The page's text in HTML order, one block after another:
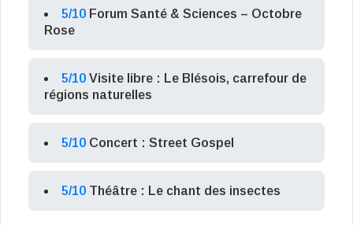
5/10 Forum Santé & Sciences – Octobre
Rose
5/10 Visite libre : Le Blésois, carrefour de
régions naturelles
5/10 Concert : Street Gospel
5/10 Théâtre : Le chant des insectes